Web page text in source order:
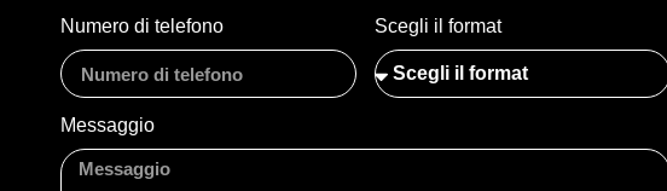
Numero di telefono Scegli il format
Messaggio